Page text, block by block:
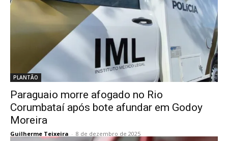
PLANTÃO
Paraguaio morre afogado no Rio
Corumbataí após bote afundar em Godoy
Moreira
Guilherme Teixeira - 8 de dezembro de 2025